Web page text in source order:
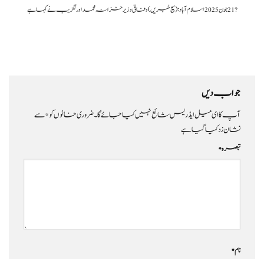
?️ 21 جون 2025اسلام آباد: (سچ خبریں) وفاقی وزیر خزانہ محمد اورنگزیب نے کہا ہے
جواب دیں
آپ کا ای میل ایڈریس شائع نہیں کیا جائے گا۔ضروری خانوں کو*سے
نشان زد کیا گیا ہے
تبصرہ*
نام*